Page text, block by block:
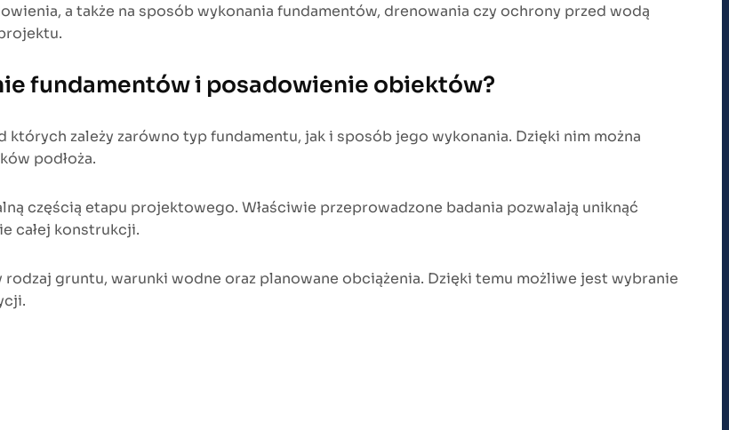
a także na sposób wykonania fundamentów, drenowania czy ochrony przed wodą
fundamentów i posadowienie obiektów?
których zależy zarówno typ fundamentu, jak i sposób jego wykonania. Dzięki nim można
podłoża.
częścią etapu projektowego. Właściwie przeprowadzone badania pozwalają uniknąć
całej konstrukcji.
gruntu, warunki wodne oraz planowane obciążenia. Dzięki temu możliwe jest wybranie